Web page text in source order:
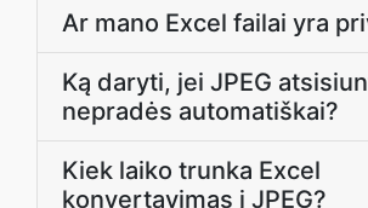
Ar mano Excel failai yra
Ką daryti, jei JPEG
nepradės automatiškai?
Kiek laiko trunka Excel
konvertavimas į JPEG?